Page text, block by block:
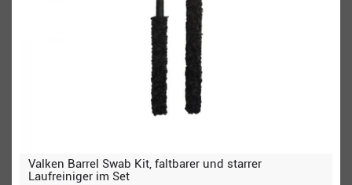
Valken Barrel Swab Kit, faltbarer und starrer
Laufreiniger im Set